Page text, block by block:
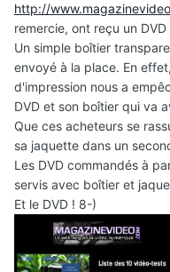
http://
remercie, ont reçu un
Un simple boîtier
envoyé à la place. En
d'impression nous a
DVD et son boîtier qui va
Que ces acheteurs se
sa jaquette dans un
Les DVD commandés à
servis avec boîtier et
Et le DVD ! 8-)